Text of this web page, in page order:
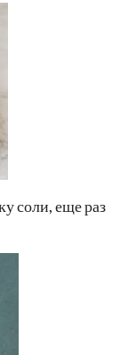
соли, еще раз